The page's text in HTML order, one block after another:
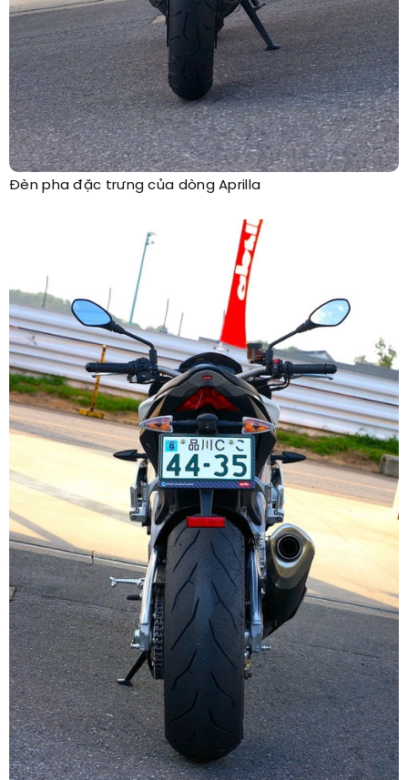
Đèn pha đặc trưng của dòng Aprilla